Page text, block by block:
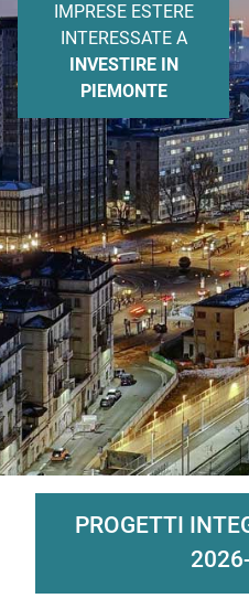
IMPRESE ESTERE
INTERESSATE A
INVESTIRE IN
PIEMONTE
Contenuti Principali
PROGETTI